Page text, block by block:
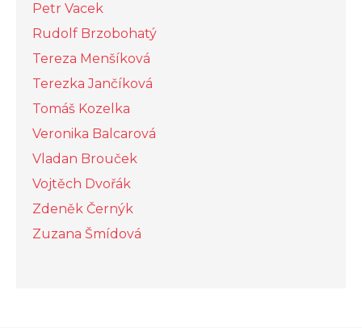
Petr Vacek
Rudolf Brzobohatý
Tereza Menšíková
Terezka Jančíková
Tomáš Kozelka
Veronika Balcarová
Vladan Brouček
Vojtěch Dvořák
Zdeněk Černýk
Zuzana Šmídová